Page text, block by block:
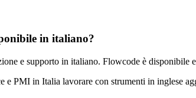
in italiano?
e supporto in italiano. Flowcode è
e PMI in Italia lavorare con strumenti in inglese